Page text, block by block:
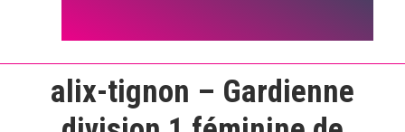
alix-tignon – Gardienne